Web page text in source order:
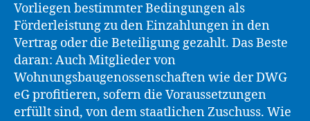
Vorliegen bestimmter Bedingungen als
Förderleistung zu den Einzahlungen in den
Vertrag oder die Beteiligung gezahlt. Das Beste
daran: Auch Mitglieder von
Wohnungsbaugenossenschaften wie der DWG
eG profitieren, sofern die Voraussetzungen
erfüllt sind, von dem staatlichen Zuschuss. Wie